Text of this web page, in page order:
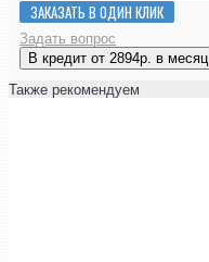
ЗАКАЗАТЬ В ОДИН КЛИК
Задать вопрос
В кредит от 2894р. в месяц
Также рекомендуем